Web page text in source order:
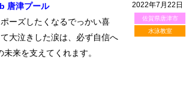
2022年7月22日
佐賀県唐津市
水泳教室
唐津プール
ーズしたくなるでっかい喜
大泣きした涙は、必ず自信へ
来を支えてくれます。